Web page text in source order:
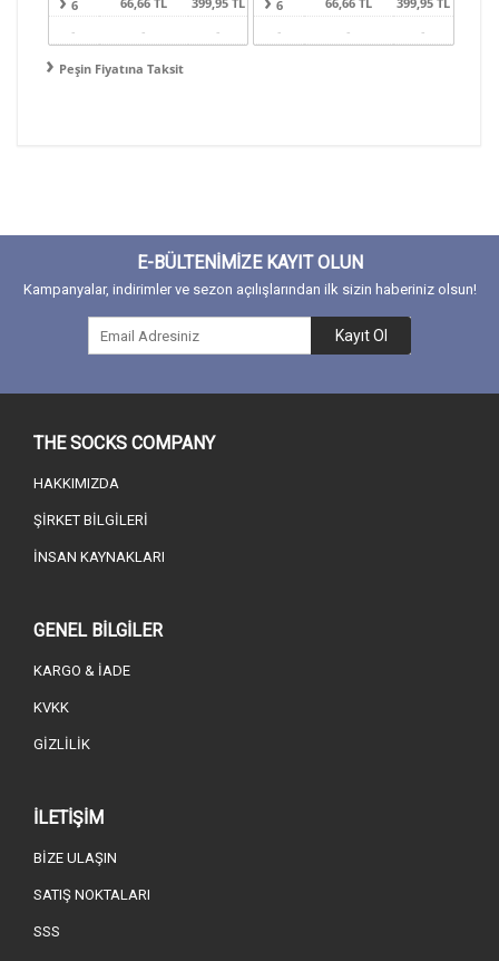
6
-
-
-
6
-
-
-
Peşin Fiyatına Taksit
E-BÜLTENİMİZE KAYIT OLUN
Kampanyalar, indirimler ve sezon açılışlarından ilk sizin haberiniz olsun!
Kayıt Ol
THE SOCKS COMPANY
HAKKIMIZDA
ŞİRKET BİLGİLERİ
İNSAN KAYNAKLARI
GENEL BİLGİLER
KARGO & İADE
KVKK
GİZLİLİK
İLETİŞİM
BİZE ULAŞIN
SATIŞ NOKTALARI
SSS